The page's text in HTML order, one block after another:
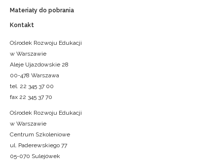
Materiały do pobrania
Kontakt
Ośrodek Rozwoju Edukacji
w Warszawie
Aleje Ujazdowskie 28
00-478 Warszawa
tel. 22 345 37 00
fax 22 345 37 70
Ośrodek Rozwoju Edukacji
w Warszawie
Centrum Szkoleniowe
ul. Paderewskiego 77
05-070 Sulejówek